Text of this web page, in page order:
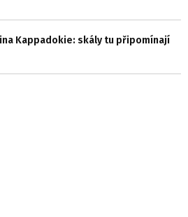
Kappadokie: skály tu připomínají